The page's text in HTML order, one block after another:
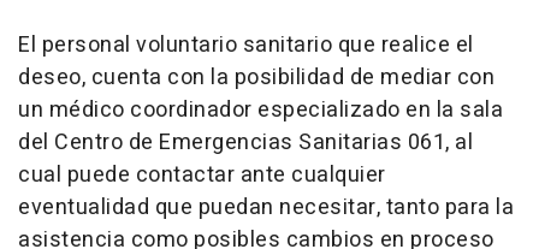
El personal voluntario sanitario que realice el
deseo, cuenta con la posibilidad de mediar con
un médico coordinador especializado en la sala
del Centro de Emergencias Sanitarias 061, al
cual puede contactar ante cualquier
eventualidad que puedan necesitar, tanto para la
asistencia como posibles cambios en proceso